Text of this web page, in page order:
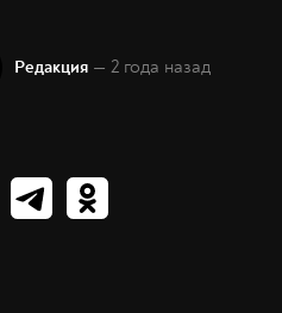
Редакция — 2 года назад